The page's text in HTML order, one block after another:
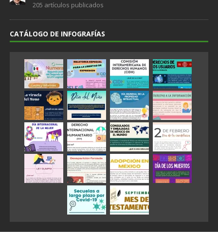
205 artículos publicados
CATÁLOGO DE INFOGRAFÍAS